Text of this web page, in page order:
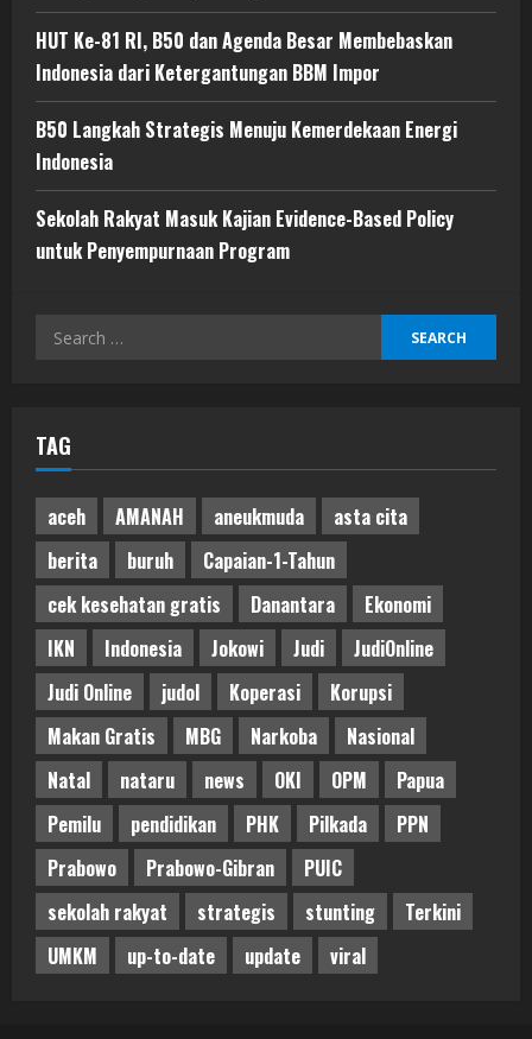
HUT Ke-81 RI, B50 dan Agenda Besar Membebaskan
Indonesia dari Ketergantungan BBM Impor
B50 Langkah Strategis Menuju Kemerdekaan Energi
Indonesia
Sekolah Rakyat Masuk Kajian Evidence-Based Policy
untuk Penyempurnaan Program
Search
TAG
aceh AMANAH aneukmuda
asta cita
berita
buruh
Capaian-1-Tahun
cek kesehatan gratis
Danantara
Ekonomi
IKN
Indonesia Jokowi Judi
JudiOnline
Judi Online
judol Koperasi
Korupsi
Makan Gratis
MBG Narkoba
Nasional
Natal
nataru news OKI OPM
Papua
Pemilu
pendidikan PHK Pilkada
PPN
Prabowo
Prabowo-Gibran
PUIC
sekolah rakyat
strategis stunting
Terkini
UMKM
up-to-date update viral